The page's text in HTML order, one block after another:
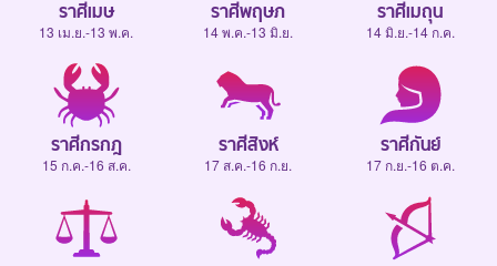
ราศีเมษ
13 เม.ย.-13 พ.ค.
ราศีพฤษภ
14 พ.ค.-13 มิ.ย.
ราศีเมถุน
14 มิ.ย.-14 ก.ค.
ราศีกรกฎ
15 ก.ค.-16 ส.ค.
ราศีสิงห์
17 ส.ค.-16 ก.ย.
ราศีกันย์
17 ก.ย.-16 ต.ค.